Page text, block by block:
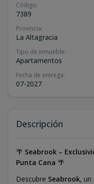
Código:
7389
Provincia:
La Altagracia
Tipo de inmueble:
Apartamentos
Fecha de entrega:
07-2027
Descripción
🌴 Seabrook –
Punta Cana 🌴
Descubre Seabrook, un